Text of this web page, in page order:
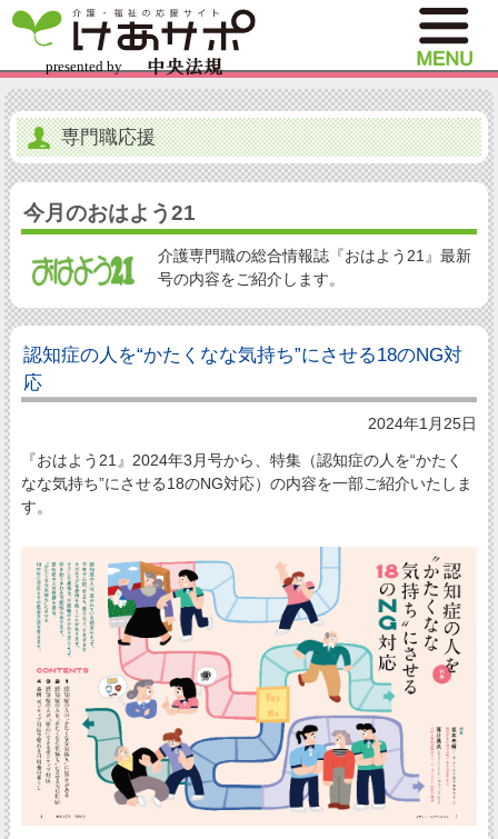
専門職応援
今月のおはよう21
介護専門職の総合情報誌『おはよう21』最新
号の内容をご紹介します。
認知症の人を“かたくなな気持ち”にさせる18のNG対
応
2024年1月25日
『おはよう21』2024年3月号から、特集（認知症の人を“かたく
なな気持ち”にさせる18のNG対応）の内容を一部ご紹介いたしま
す。